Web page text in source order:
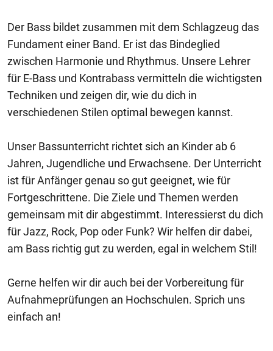
Der Bass bildet zusammen mit dem Schlagzeug das
Fundament einer Band. Er ist das Bindeglied
zwischen Harmonie und Rhythmus. Unsere Lehrer
für E-Bass und Kontrabass vermitteln die wichtigsten
Techniken und zeigen dir, wie du dich in
verschiedenen Stilen optimal bewegen kannst.
Unser Bassunterricht richtet sich an Kinder ab 6
Jahren, Jugendliche und Erwachsene. Der Unterricht
ist für Anfänger genau so gut geeignet, wie für
Fortgeschrittene. Die Ziele und Themen werden
gemeinsam mit dir abgestimmt. Interessierst du dich
für Jazz, Rock, Pop oder Funk? Wir helfen dir dabei,
am Bass richtig gut zu werden, egal in welchem Stil!
Gerne helfen wir dir auch bei der Vorbereitung für
Aufnahmeprüfungen an Hochschulen. Sprich uns
einfach an!